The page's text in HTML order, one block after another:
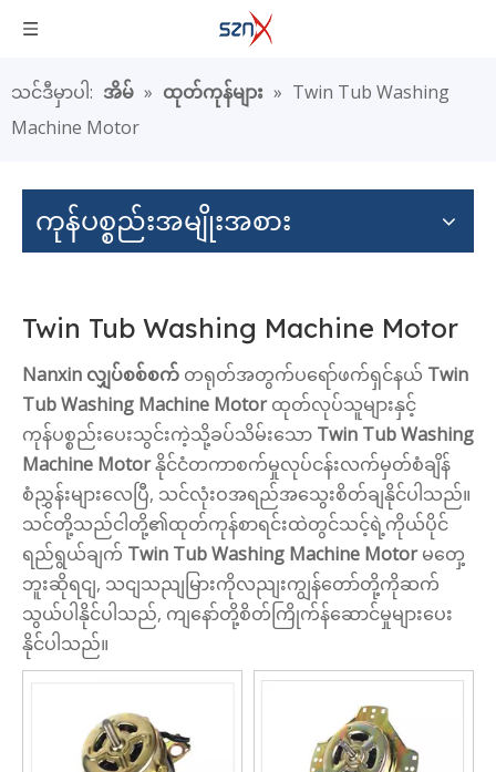
သင်ဒီမှာပါ: အိမ် » ထုတ်ကုန်များ » Twin Tub Washing
Machine Motor
ကုန်ပစ္စည်းအမျိုးအစား
Twin Tub Washing Machine Motor
Nanxin လျှပ်စစ်စက် တရုတ်အတွက်ပရော်ဖက်ရှင်နယ် Twin
Tub Washing Machine Motorထုတ်လုပ်သူများနှင့်
ကုန်ပစ္စည်းပေးသွင်းကဲ့သို့ခပ်သိမ်းသော Twin Tub Washing
Machine Motorနိုင်ငံတကာစက်မှုလုပ်ငန်းလက်မှတ်စံချိန်
စံညွှန်းများလေပြီ, သင်လုံးဝအရည်အသွေးစိတ်ချနိုင်ပါသည်။
သင်တို့သည်ငါတို့၏ထုတ်ကုန်စာရင်းထဲတွင်သင့်ရဲ့ကိုယ်ပိုင်
ရည်ရွယ်ချက် Twin Tub Washing Machine Motorမတှေ့
ဘူးဆိုရငျ, သငျသညျမြားကိုလညျးကျွန်တော်တို့ကိုဆက်
သွယ်ပါနိုင်ပါသည်, ကျနော်တို့စိတ်ကြိုက်န်ဆောင်မှုများပေး
နိုင်ပါသည်။